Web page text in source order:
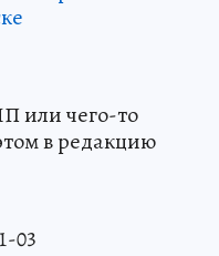
или чего-то
в редакцию
03